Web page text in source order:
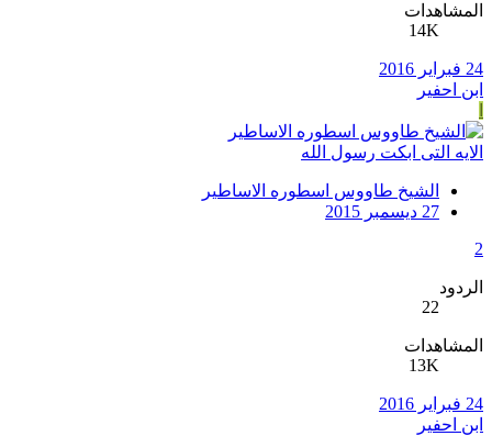
المشاهدات
14K
24 فبراير 2016
ابن احفير
الايه التى ابكت رسول الله
الشيخ طاووس اسطوره الاساطير
27 ديسمبر 2015
2
الردود
22
المشاهدات
13K
24 فبراير 2016
ابن احفير